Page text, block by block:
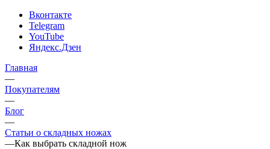
Вконтакте
Telegram
YouTube
Яндекс.Дзен
Главная
—
Покупателям
—
Блог
—
Статьи о складных ножах
—Как выбрать складной нож